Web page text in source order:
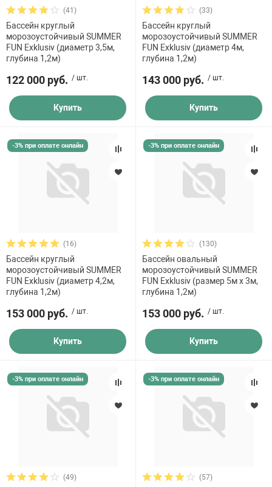
бассейна
материалы
2 м
3 м
3.5 м
4.2 м
4.5 м
6 м
7 м
(41)
Бассейн круглый
морозоустойчивый SUMMER
FUN Exklusiv (диаметр 3,5м,
глубина 1,2м)
122 000 руб. / шт.
Купить
(33)
Бассейн круглый
морозоустойчивый SUMMER
FUN Exklusiv (диаметр 4м,
глубина 1,2м)
143 000 руб. / шт.
Купить
-3% при оплате онлайн
(16)
Бассейн круглый
морозоустойчивый SUMMER
FUN Exklusiv (диаметр 4,2м,
глубина 1,2м)
153 000 руб. / шт.
Купить
-3% при оплате онлайн
(130)
Бассейн овальный
морозоустойчивый SUMMER
FUN Exklusiv (размер 5м х 3м,
глубина 1,2м)
153 000 руб. / шт.
Купить
-3% при оплате онлайн
(49)
-3% при оплате онлайн
(57)